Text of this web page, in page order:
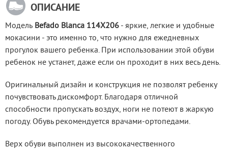
ОПИСАНИЕ
Модель Befado Blanca 114X206 - яркие, легкие и удобные
мокасини - это именно то, что нужно для ежедневных
прогулок вашего ребенка. При использовании этой обуви
ребенок не устанет, даже если он проходит в них весь день.
Оригинальный дизайн и конструкция не позволят ребенку
почувствовать дискомфорт. Благодаря отличной
способности пропускать воздух, ноги не потеют в жаркую
погоду. Обувь рекомендуется врачами-ортопедами.
Верх обуви выполнен из высококачественного